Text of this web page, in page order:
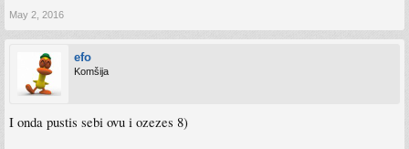
May 2, 2016
efo
Komšija
I onda pustis sebi ovu i ozezes 8)